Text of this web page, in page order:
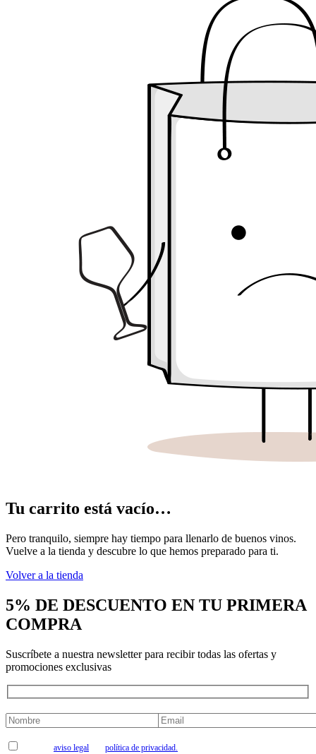
Tu carrito está vacío…
Pero tranquilo, siempre hay tiempo para llenarlo de buenos vinos.
Vuelve a la tienda y descubre lo que hemos preparado para ti.
Volver a la tienda
5% DE DESCUENTO EN TU PRIMERA
COMPRA
Suscríbete a nuestra newsletter para recibir todas las ofertas y
promociones exclusivas
aviso legal
política de privacidad.